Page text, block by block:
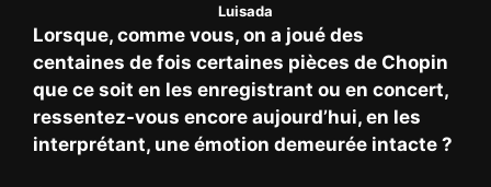
Luisada
Lorsque, comme vous, on a joué des
centaines de fois certaines pièces de Chopin
que ce soit en les enregistrant ou en concert,
ressentez-vous encore aujourd’hui, en les
interprétant, une émotion demeurée intacte ?